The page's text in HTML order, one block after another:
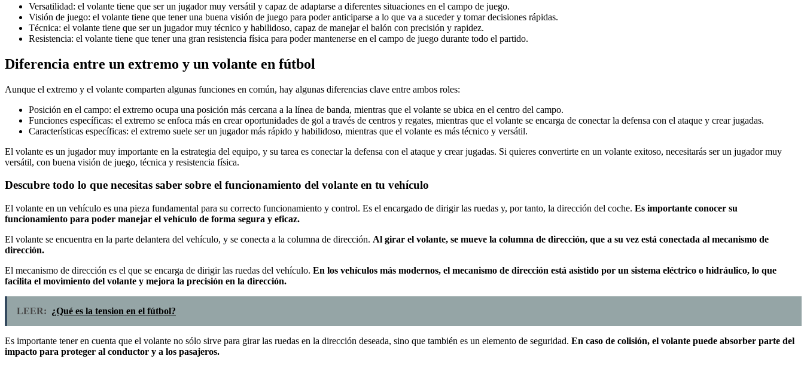
Versatilidad: el volante tiene que ser un jugador muy versátil y capaz de adaptarse a diferentes situaciones en el campo de juego.
Visión de juego: el volante tiene que tener una buena visión de juego para poder anticiparse a lo que va a suceder y tomar decisiones rápidas.
Técnica: el volante tiene que ser un jugador muy técnico y habilidoso, capaz de manejar el balón con precisión y rapidez.
Resistencia: el volante tiene que tener una gran resistencia física para poder mantenerse en el campo de juego durante todo el partido.
Diferencia entre un extremo y un volante en fútbol
Aunque el extremo y el volante comparten algunas funciones en común, hay algunas diferencias clave entre ambos roles:
Posición en el campo: el extremo ocupa una posición más cercana a la línea de banda, mientras que el volante se ubica en el centro del campo.
Funciones específicas: el extremo se enfoca más en crear oportunidades de gol a través de centros y regates, mientras que el volante se encarga de conectar la defensa con el ataque y crear jugadas.
Características específicas: el extremo suele ser un jugador más rápido y habilidoso, mientras que el volante es más técnico y versátil.
El volante es un jugador muy importante en la estrategia del equipo, y su tarea es conectar la defensa con el ataque y crear jugadas. Si quieres convertirte en un volante exitoso, necesitarás ser un jugador muy
versátil, con buena visión de juego, técnica y resistencia física.
Descubre todo lo que necesitas saber sobre el funcionamiento del volante en tu vehículo
El volante en un vehículo es una pieza fundamental para su correcto funcionamiento y control. Es el encargado de dirigir las ruedas y, por tanto, la dirección del coche. Es importante conocer su
funcionamiento para poder manejar el vehículo de forma segura y eficaz.
El volante se encuentra en la parte delantera del vehículo, y se conecta a la columna de dirección. Al girar el volante, se mueve la columna de dirección, que a su vez está conectada al mecanismo de
dirección.
El mecanismo de dirección es el que se encarga de dirigir las ruedas del vehículo. En los vehículos más modernos, el mecanismo de dirección está asistido por un sistema eléctrico o hidráulico, lo que
facilita el movimiento del volante y mejora la precisión en la dirección.
LEER: ¿Qué es la tension en el fútbol?
Es importante tener en cuenta que el volante no sólo sirve para girar las ruedas en la dirección deseada, sino que también es un elemento de seguridad. En caso de colisión, el volante puede absorber parte del
impacto para proteger al conductor y a los pasajeros.